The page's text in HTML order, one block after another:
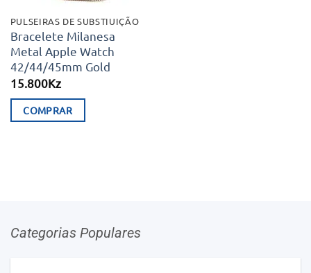
chosen
on
the
product
page
PULSEIRAS DE SUBSTIUIÇÃO
Bracelete Milanesa
Metal Apple Watch
42/44/45mm Gold
15.800Kz
COMPRAR
Categorias Populares